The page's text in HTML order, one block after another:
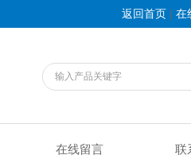
返回首页 | 在
在线留言 联